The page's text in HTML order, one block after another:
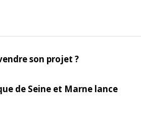
son projet ?
de Seine et Marne lance